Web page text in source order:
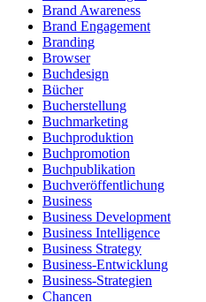
Brand Awareness
Brand Engagement
Branding
Browser
Buchdesign
Bücher
Bucherstellung
Buchmarketing
Buchproduktion
Buchpromotion
Buchpublikation
Buchveröffentlichung
Business
Business Development
Business Intelligence
Business Strategy
Business-Entwicklung
Business-Strategien
Chancen